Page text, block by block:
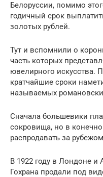
Белоруссии, помимо
годичный срок
золотых рублей.
Тут и вспомнили о
часть которых
ювелирного искусства.
кратчайшие сроки
называемых
Сначала большевики
сокровища, но в
распродавать за
В 1922 году в Лондоне и
Гохрана продали под